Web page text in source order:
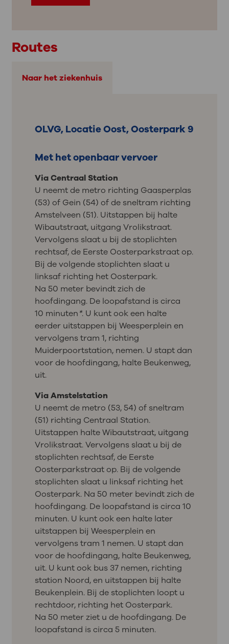
Routes
Naar het ziekenhuis
OLVG, Locatie Oost, Oosterpark 9
Met het openbaar vervoer
Via Centraal Station
U neemt de metro richting Gaasperplas
(53) of Gein (54) of de sneltram richting
Amstelveen (51). Uitstappen bij halte
Wibautstraat, uitgang Vrolikstraat.
Vervolgens slaat u bij de stoplichten
rechtsaf, de Eerste Oosterparkstraat op.
Bij de volgende stoplichten slaat u
linksaf richting het Oosterpark.
Na 50 meter bevindt zich de
hoofdingang. De loopafstand is circa
10 minuten*. U kunt ook een halte
eerder uitstappen bij Weesperplein en
vervolgens tram 1, richting
Muiderpoortstation, nemen. U stapt dan
voor de hoofdingang, halte Beukenweg,
uit.
Via Amstelstation
U neemt de metro (53, 54) of sneltram
(51) richting Centraal Station.
Uitstappen halte Wibautstraat, uitgang
Vrolikstraat. Vervolgens slaat u bij de
stoplichten rechtsaf, de Eerste
Oosterparkstraat op. Bij de volgende
stoplichten slaat u linksaf richting het
Oosterpark. Na 50 meter bevindt zich de
hoofdingang. De loopafstand is circa 10
minuten. U kunt ook een halte later
uitstappen bij Weesperplein en
vervolgens tram 1 nemen. U stapt dan
voor de hoofdingang, halte Beukenweg,
uit. U kunt ook bus 37 nemen, richting
station Noord, en uitstappen bij halte
Beukenplein. Bij de stoplichten loopt u
rechtdoor, richting het Oosterpark.
Na 50 meter ziet u de hoofdingang. De
loopafstand is circa 5 minuten.